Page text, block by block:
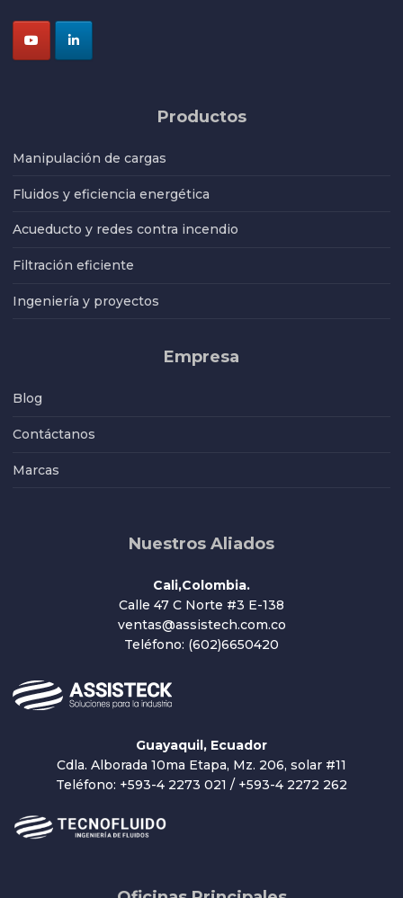
Productos
Manipulación de cargas
Fluidos y eficiencia energética
Acueducto y redes contra incendio
Filtración eficiente
Ingeniería y proyectos
Empresa
Blog
Contáctanos
Marcas
Nuestros Aliados
Cali,Colombia.
Calle 47 C Norte #3 E-138
ventas@assistech.com.co
Teléfono: (602)6650420
Guayaquil, Ecuador
Cdla. Alborada 10ma Etapa, Mz. 206, solar #11
Teléfono: +593-4 2273 021 / +593-4 2272 262